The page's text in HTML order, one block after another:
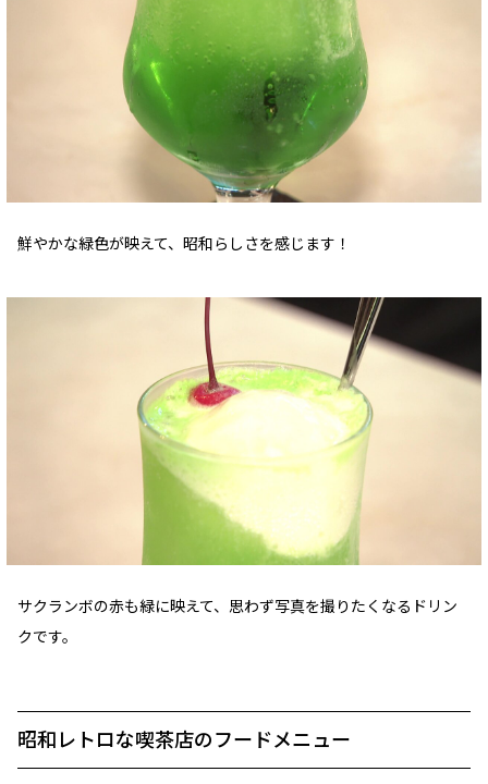
鮮やかな緑色が映えて、昭和らしさを感じます！
サクランボの赤も緑に映えて、思わず写真を撮りたくなるドリン
クです。
昭和レトロな喫茶店のフードメニュー